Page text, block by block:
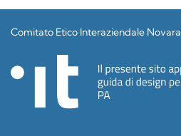
Comitato Etico Interaziendale Novara